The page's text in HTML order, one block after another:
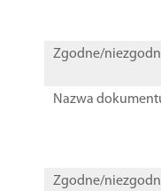
Zgodne/
Nazwa
Zgodne/